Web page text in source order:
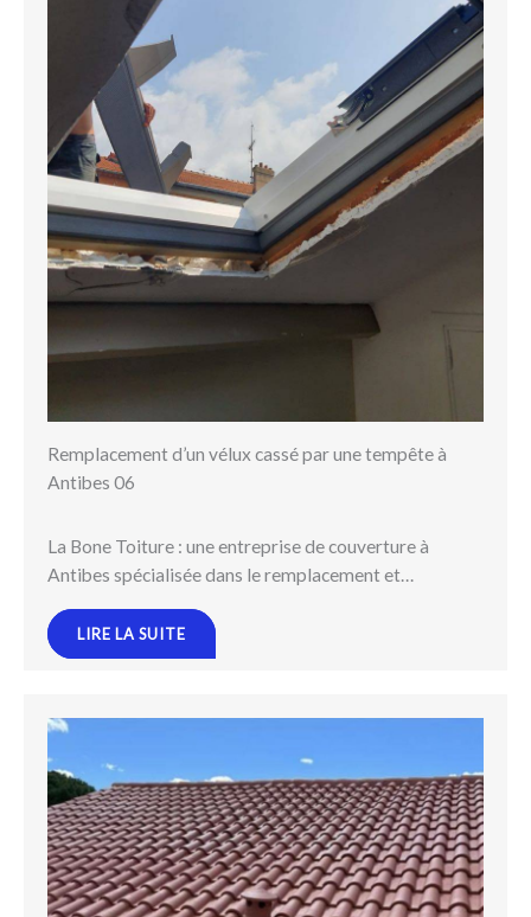
Remplacement d’un vélux cassé par une tempête à
Antibes 06
La Bone Toiture : une entreprise de couverture à
Antibes spécialisée dans le remplacement et…
LIRE LA SUITE